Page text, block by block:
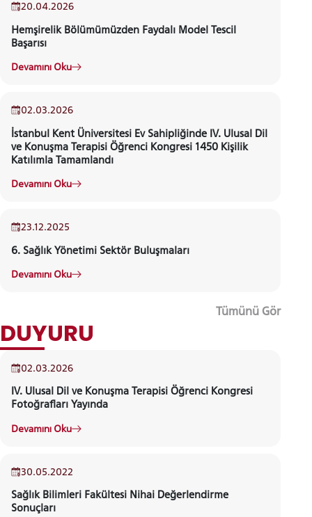
HABER
20.04.2026
Hemşirelik Bölümümüzden Faydalı Model Tescil
Başarısı
Devamını Oku
02.03.2026
İstanbul Kent Üniversitesi Ev Sahipliğinde IV. Ulusal Dil
ve Konuşma Terapisi Öğrenci Kongresi 1450 Kişilik
Katılımla Tamamlandı
Devamını Oku
23.12.2025
6. Sağlık Yönetimi Sektör Buluşmaları
Devamını Oku
Tümünü Gör
02.03.2026
IV. Ulusal Dil ve Konuşma Terapisi Öğrenci Kongresi
Fotoğrafları Yayında
Devamını Oku
30.05.2022
Sağlık Bilimleri Fakültesi Nihai Değerlendirme
Sonuçları